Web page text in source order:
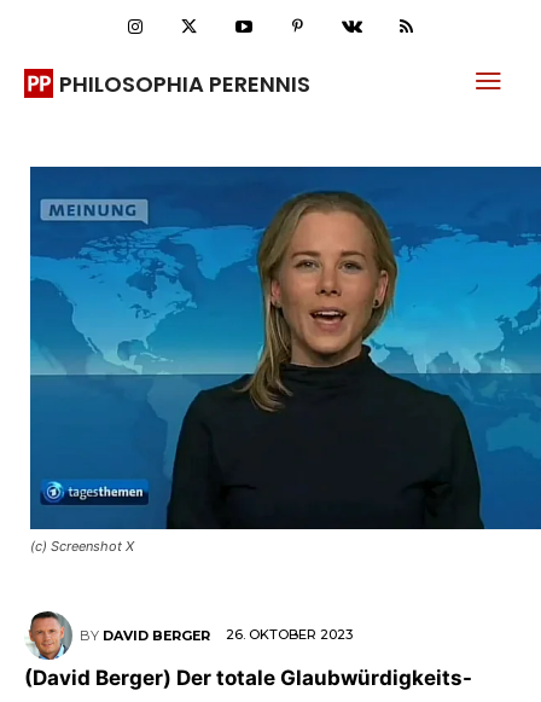
PHILOSOPHIA PERENNIS
(c) Screenshot X
BY DAVID BERGER 26. OKTOBER 2023
(David Berger) Der totale Glaubwürdigkeits-